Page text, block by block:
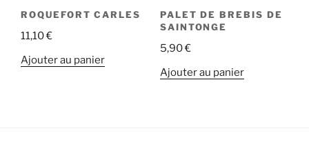
ROQUEFORT CARLES
11,10€
Ajouter au panier
PALET DE BREBIS DE
SAINTONGE
5,90€
Ajouter au panier